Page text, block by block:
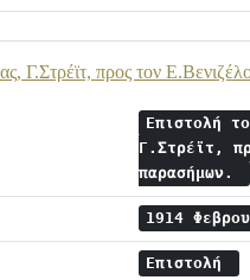
Γ.Στρέϊτ, προς τον
Επιστολή
Γ.Στρέϊτ,
παρασήμων.
1914
Επιστολή